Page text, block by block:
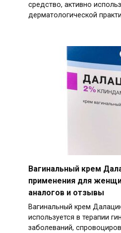
средство, активно
дерматологической
Вагинальный крем
применения для
аналогов и отзывы
Вагинальный крем
используется в терапии
заболеваний,